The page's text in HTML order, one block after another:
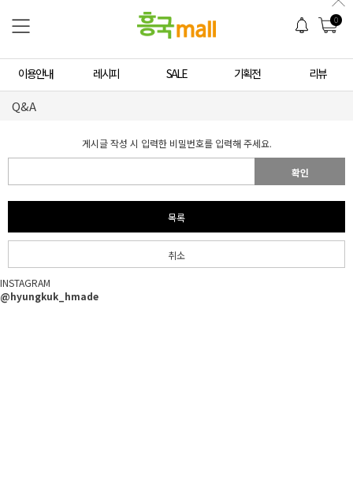
0
이용안내 레시피 SALE 기획전 리뷰
Q&A
게시글 작성 시 입력한 비밀번호를 입력해 주세요.
확인
목록
취소
INSTAGRAM
@hyungkuk_hmade